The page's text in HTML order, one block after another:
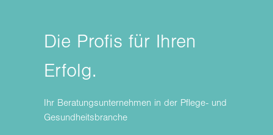
Die Profis für Ihren
Erfolg.
Ihr Beratungsunternehmen in der Pflege- und
Gesundheitsbranche